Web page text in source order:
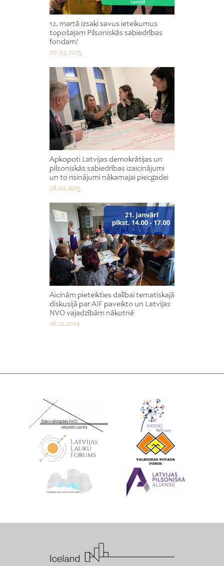
12. martā izsaki savus ieteikumus
topošajam Pilsoniskās sabiedrības
fondam!
07.03.2025
Apkopoti Latvijas demokrātijas un
pilsoniskās sabiedrības izaicinājumi
un to risinājumi nākamajai piecgadei
28.02.2025
Aicinām pieteikties dalībai tematiskajā
diskusijā par AIF paveikto un Latvijas
NVO vajadzībām nākotnē
28.12.2024